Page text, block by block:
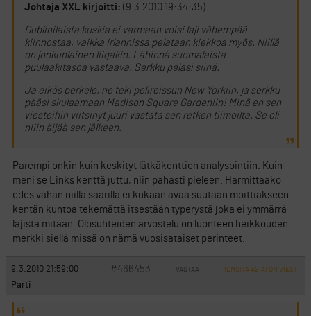
Johtaja XXL kirjoitti: (9.3.2010 19:34:35)
Dublinilaista kuskia ei varmaan voisi laji vähempää
kiinnostaa, vaikka Irlannissa pelataan kiekkoa myös. Niillä
on jonkunlainen liigakin. Lähinnä suomalaista
puulaakitasoa vastaava. Serkku pelasi siinä.
Ja eikös perkele, ne teki pelireissun New Yorkiin, ja serkku
pääsi skulaamaan Madison Square Gardeniin! Minä en sen
viesteihin viitsinyt juuri vastata sen retken tiimoilta. Se oli
niiin äijää sen jälkeen.
Parempi onkin kuin keskityt lätkäkenttien analysointiin. Kuin
meni se Links kenttä juttu, niin pahasti pieleen. Harmittaako
edes vähän niillä saarilla ei kukaan avaa suutaan moittiakseen
kentän kuntoa tekemättä itsestään typerystä joka ei ymmärrä
lajista mitään. Olosuhteiden arvostelu on luonteen heikkouden
merkki siellä missä on nämä vuosisataiset perinteet.
9.3.2010 21:59:00 #466453 VASTAA ILMOITA ASIATON VIESTI
Parti